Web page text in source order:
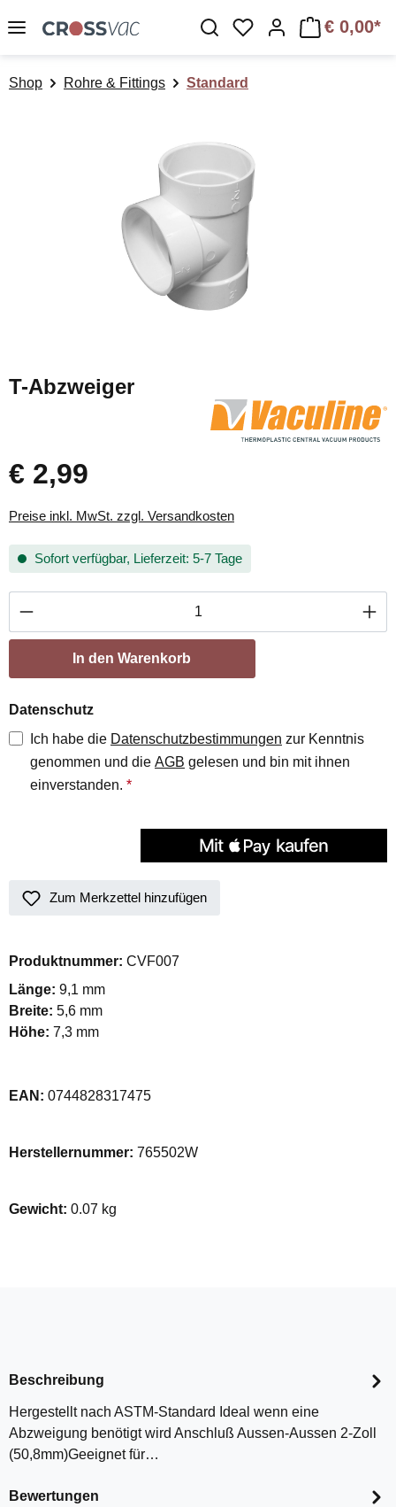
Zum Hauptinhalt springen Du hast 0 Produkte
€ 0,00*
Shop Rohre & Fittings Standard
T-Abzweiger
€ 2,99
Preise inkl. MwSt. zzgl. Versandkosten
Sofort verfügbar, Lieferzeit: 5-7 Tage
Produkt Anzahl: Gib den gewünschten
In den Warenkorb
Datenschutz
Ich habe die Datenschutzbestimmungen zur Kenntnis
genommen und die AGB gelesen und bin mit ihnen
einverstanden. *
Zum Merkzettel hinzufügen
Produktnummer: CVF007
Länge: 9,1 mm
Breite: 5,6 mm
Höhe: 7,3 mm
EAN: 0744828317475
Herstellernummer: 765502W
Gewicht: 0.07 kg
Beschreibung
Hergestellt nach ASTM-Standard Ideal wenn eine
Abzweigung benötigt wird Anschluß Aussen-Aussen 2-Zoll
(50,8mm)Geeignet für…
Bewertungen